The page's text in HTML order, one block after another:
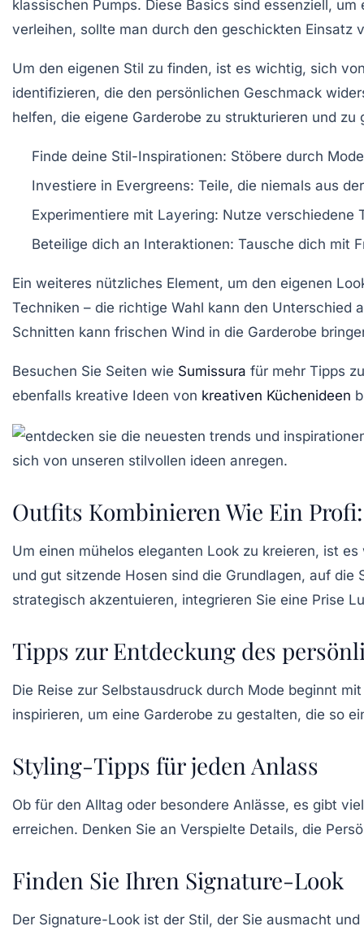
klassischen Pumps. Diese Basics sind essenziell,
verleihen, sollte man durch den geschickten
Um den eigenen Stil zu finden, ist es wichtig, sich
identifizieren, die den persönlichen Geschmack
helfen, die eigene Garderobe zu strukturieren und zu
Finde deine Stil-Inspirationen: Stöbere durch
Investiere in Evergreens: Teile, die niemals aus
Experimentiere mit Layering: Nutze verschiedene
Beteilige dich an Interaktionen: Tausche dich mit
Ein weiteres nützliches Element, um den eigenen
Techniken – die richtige Wahl kann den
Schnitten kann frischen Wind in die Garderobe
Besuchen Sie Seiten wie Sumissura für mehr Tipps
ebenfalls kreative Ideen von kreativen Küchenideen
Outfits Kombinieren Wie Ein
Um einen mühelos eleganten Look zu kreieren, ist
und gut sitzende Hosen sind die Grundlagen, auf
strategisch akzentuieren, integrieren Sie eine Prise
Tipps zur Entdeckung des
Die Reise zur Selbstausdruck durch Mode beginnt
inspirieren, um eine Garderobe zu gestalten, die so
Styling-Tipps für jeden Anlass
Ob für den Alltag oder besondere Anlässe, es gibt
erreichen. Denken Sie an Verspielte Details, die
Finden Sie Ihren Signature-Look
Der Signature-Look ist der Stil, der Sie ausmacht